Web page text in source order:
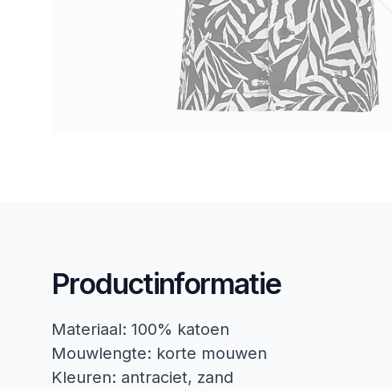
Productinformatie
Materiaal: 100% katoen
Mouwlengte: korte mouwen
Kleuren: antraciet, zand